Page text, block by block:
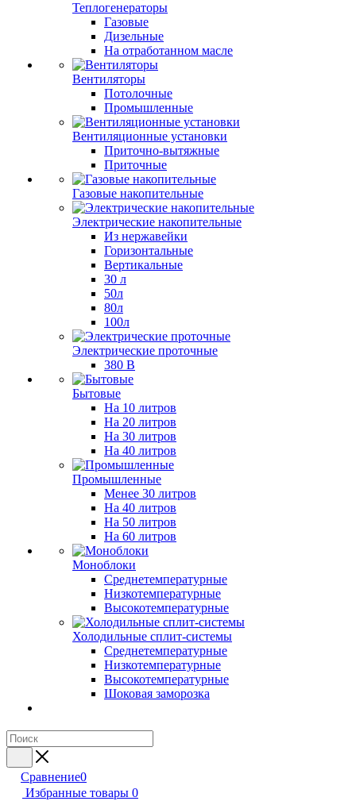
Теплогенераторы
Газовые
Дизельные
На отработанном масле
Вентиляторы
Потолочные
Промышленные
Вентиляционные установки
Приточно-вытяжные
Приточные
Газовые накопительные
Электрические накопительные
Из нержавейки
Горизонтальные
Вертикальные
30 л
50л
80л
100л
Электрические проточные
380 В
Бытовые
На 10 литров
На 20 литров
На 30 литров
На 40 литров
Промышленные
Менее 30 литров
На 40 литров
На 50 литров
На 60 литров
Моноблоки
Среднетемпературные
Низкотемпературные
Высокотемпературные
Холодильные сплит-системы
Среднетемпературные
Низкотемпературные
Высокотемпературные
Шоковая заморозка
Сравнение0
Избранные товары 0